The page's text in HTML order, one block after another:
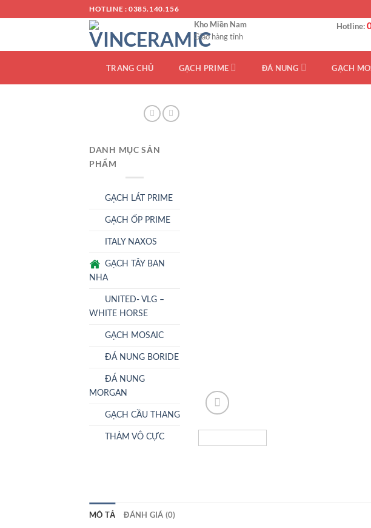
dung
HOTLINE : 0385.140.156
Kho Miền Nam
Giao hàng tỉnh
Hotline:
TRANG CHỦ GẠCH PRIME ĐÁ NUNG GẠCH
DANH MỤC SẢN
PHẨM
GẠCH LÁT PRIME
GẠCH ỐP PRIME
ITALY NAXOS
GẠCH TÂY BAN
NHA
UNITED- VLG –
WHITE HORSE
GẠCH MOSAIC
ĐÁ NUNG BORIDE
ĐÁ NUNG
MORGAN
GẠCH CẦU THANG
THẢM VÔ CỰC
MÔ TẢ ĐÁNH GIÁ (0)